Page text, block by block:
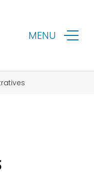
MENU